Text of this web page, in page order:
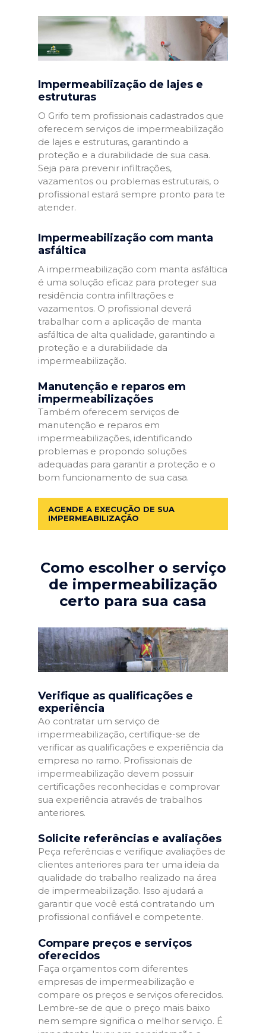
Impermeabilização de lajes e
estruturas
O Grifo tem profissionais cadastrados que
oferecem serviços de impermeabilização
de lajes e estruturas, garantindo a
proteção e a durabilidade de sua casa.
Seja para prevenir infiltrações,
vazamentos ou problemas estruturais, o
profissional estará sempre pronto para te
atender.
Impermeabilização com manta
asfáltica
A impermeabilização com manta asfáltica
é uma solução eficaz para proteger sua
residência contra infiltrações e
vazamentos. O profissional deverá
trabalhar com a aplicação de manta
asfáltica de alta qualidade, garantindo a
proteção e a durabilidade da
impermeabilização.
Manutenção e reparos em
impermeabilizações
Também oferecem serviços de
manutenção e reparos em
impermeabilizações, identificando
problemas e propondo soluções
adequadas para garantir a proteção e o
bom funcionamento de sua casa.
AGENDE A EXECUÇÃO DE SUA
IMPERMEABILIZAÇÃO
Como escolher o serviço
de impermeabilização
certo para sua casa
Verifique as qualificações e
experiência
Ao contratar um serviço de
impermeabilização, certifique-se de
verificar as qualificações e experiência da
empresa no ramo. Profissionais de
impermeabilização devem possuir
certificações reconhecidas e comprovar
sua experiência através de trabalhos
anteriores.
Solicite referências e avaliações
Peça referências e verifique avaliações de
clientes anteriores para ter uma ideia da
qualidade do trabalho realizado na área
de impermeabilização. Isso ajudará a
garantir que você está contratando um
profissional confiável e competente.
Compare preços e serviços
oferecidos
Faça orçamentos com diferentes
empresas de impermeabilização e
compare os preços e serviços oferecidos.
Lembre-se de que o preço mais baixo
nem sempre significa o melhor serviço. É